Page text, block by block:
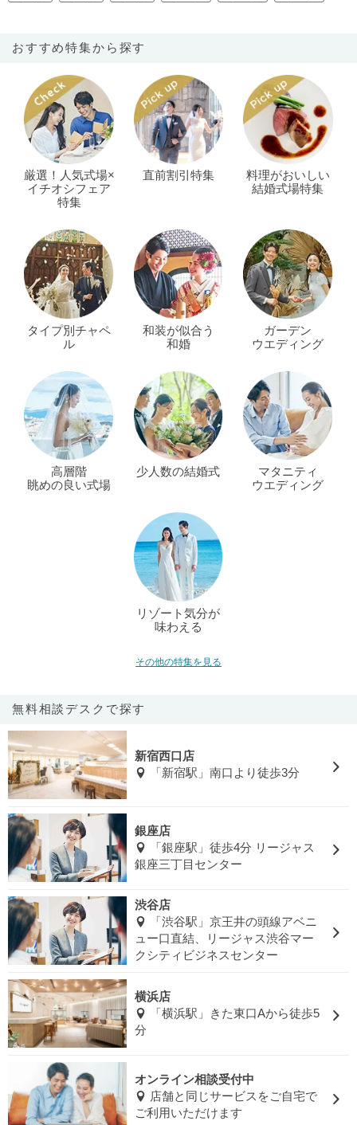
おすすめ特集から探す
厳選！人気式場×
イチオシフェア
特集
直前割引特集
料理がおいしい
結婚式場特集
タイプ別チャペ
ル
和装が似合う
和婚
ガーデン
ウエディング
高層階
眺めの良い式場
少人数の結婚式
マタニティ
ウエディング
リゾート気分が
味わえる
その他の特集を見る
無料相談デスクで探す
新宿西口店
「新宿駅」南口より徒歩3分
銀座店
「銀座駅」徒歩4分 リージャス
銀座三丁目センター
渋谷店
「渋谷駅」京王井の頭線アベニ
ュー口直結、リージャス渋谷マー
クシティビジネスセンター
横浜店
「横浜駅」きた東口Aから徒歩5
分
オンライン相談受付中
店舗と同じサービスをご自宅で
ご利用いただけます